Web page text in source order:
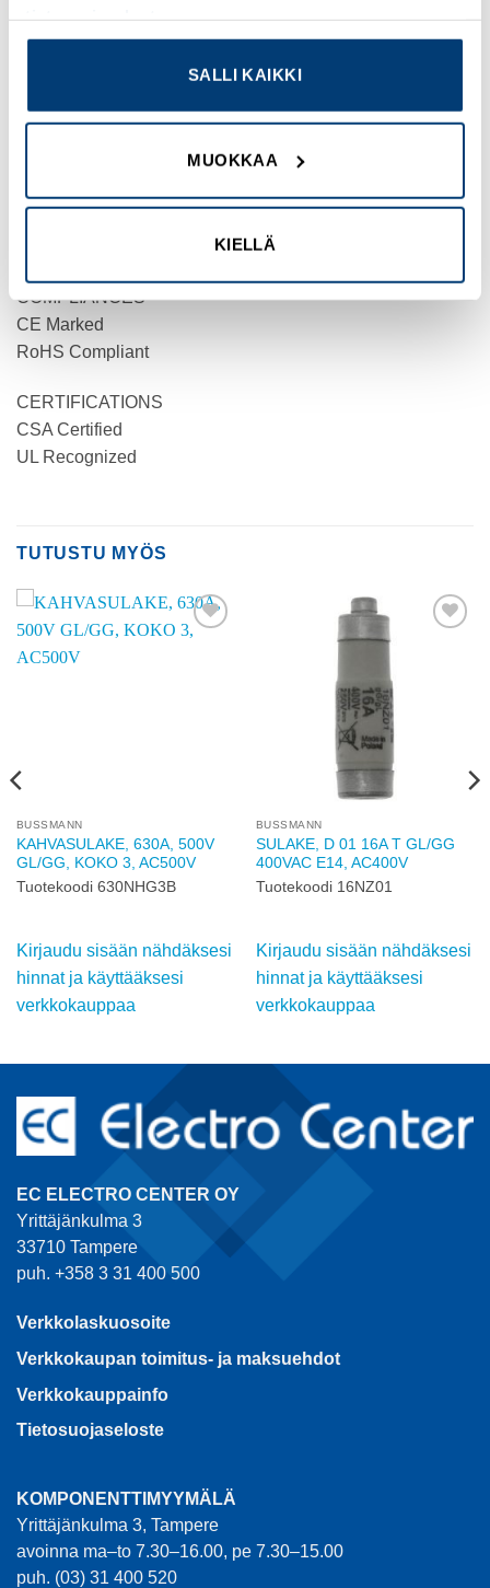
SALLI KAIKKI
MUOKKAA
KIELLÄ
COMPLIANCES
CE Marked
RoHS Compliant
CERTIFICATIONS
CSA Certified
UL Recognized
TUTUSTU MYÖS
BUSSMANN
KAHVASULAKE, 630A, 500V
GL/GG, KOKO 3, AC500V
Tuotekoodi 630NHG3B
Kirjaudu sisään nähdäksesi
hinnat ja käyttääksesi
verkkokauppaa
BUSSMANN
SULAKE, D 01 16A T GL/GG
400VAC E14, AC400V
Tuotekoodi 16NZ01
Kirjaudu sisään nähdäksesi
hinnat ja käyttääksesi
verkkokauppaa
EC ELECTRO CENTER OY
Yrittäjänkulma 3
33710 Tampere
puh. +358 3 31 400 500
Verkkolaskuosoite
Verkkokaupan toimitus- ja maksuehdot
Verkkokauppainfo
Tietosuojaseloste
KOMPONENTTIMYYMÄLÄ
Yrittäjänkulma 3, Tampere
avoinna ma–to 7.30–16.00, pe 7.30–15.00
puh. (03) 31 400 520